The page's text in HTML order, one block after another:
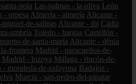
pola Las-palmas - la-oliva León
- orpesa Almería - almería Alicante -
de-salinas Alicante - ibi Cádiz
umbría Toledo - bargas Castellón -
de-santa-maría Alicante - dénia
frontera Madrid - paracuellos-de-
Madrid - lozoya Málaga - rincón-de-
- moraleda-de-zafayona Badajoz -
Murcia - san-pedro-del-pinatar